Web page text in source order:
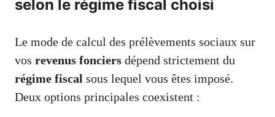
selon le régime fiscal choisi
Le mode de calcul des prélèvements sociaux sur
vos revenus fonciers dépend strictement du
régime fiscal sous lequel vous êtes imposé.
Deux options principales coexistent :